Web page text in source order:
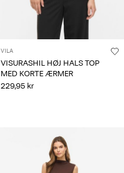
VILA
VISURASHIL HØJ HALS TOP
MED KORTE ÆRMER
229,95 kr